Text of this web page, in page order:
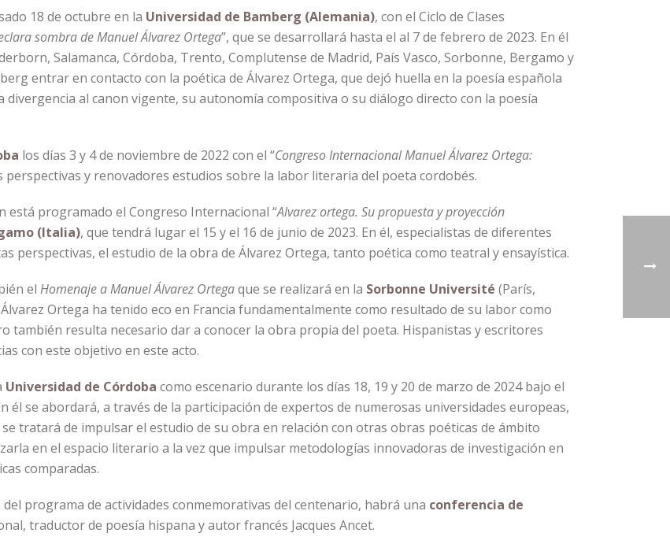
18 de octubre en la Universidad de Bamberg (Alemania), con el Ciclo de Clases
sombra de Manuel Álvarez Ortega”, que se desarrollará hasta el al 7 de febrero de 2023. En él
Salamanca, Córdoba, Trento, Complutense de Madrid, País Vasco, Sorbonne, Bergamo y
entrar en contacto con la poética de Álvarez Ortega, que dejó huella en la poesía española
al canon vigente, su autonomía compositiva o su diálogo directo con la poesía
los días 3 y 4 de noviembre de 2022 con el “Congreso Internacional Manuel Álvarez Ortega:
perspectivas y renovadores estudios sobre la labor literaria del poeta cordobés.
está programado el Congreso Internacional “Alvarez ortega. Su propuesta y proyección
(Italia), que tendrá lugar el 15 y el 16 de junio de 2023. En él, especialistas de diferentes
perspectivas, el estudio de la obra de Álvarez Ortega, tanto poética como teatral y ensayística.
el Homenaje a Manuel Álvarez Ortegaque se realizará en la Sorbonne Université (París,
Ortega ha tenido eco en Francia fundamentalmente como resultado de su labor como
también resulta necesario dar a conocer la obra propia del poeta. Hispanistas y escritores
con este objetivo en este acto.
Universidad de Córdoba como escenario durante los días 18, 19 y 20 de marzo de 2024 bajo el
él se abordará, a través de la participación de expertos de numerosas universidades europeas,
tratará de impulsar el estudio de su obra en relación con otras obras poéticas de ámbito
en el espacio literario a la vez que impulsar metodologías innovadoras de investigación en
comparadas.
programa de actividades conmemorativas del centenario, habrá una conferencia de
traductor de poesía hispana y autor francés Jacques Ancet.